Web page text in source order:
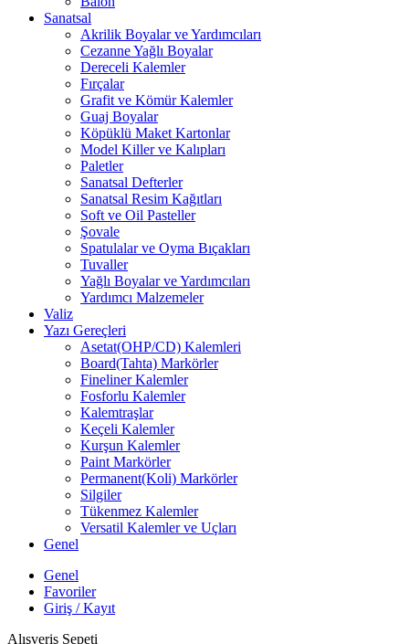
Sanatsal
Akrilik Boyalar ve Yardımcıları
Cezanne Yağlı Boyalar
Dereceli Kalemler
Fırçalar
Grafit ve Kömür Kalemler
Guaj Boyalar
Köpüklü Maket Kartonlar
Model Killer ve Kalıpları
Paletler
Sanatsal Defterler
Sanatsal Resim Kağıtları
Soft ve Oil Pasteller
Şovale
Spatulalar ve Oyma Bıçakları
Tuvaller
Yağlı Boyalar ve Yardımcıları
Yardımcı Malzemeler
Valiz
Yazı Gereçleri
Asetat(OHP/CD) Kalemleri
Board(Tahta) Markörler
Fineliner Kalemler
Fosforlu Kalemler
Kalemtraşlar
Keçeli Kalemler
Kurşun Kalemler
Paint Markörler
Permanent(Koli) Markörler
Silgiler
Tükenmez Kalemler
Versatil Kalemler ve Uçları
Genel
Genel
Favoriler
Giriş / Kayıt
Alışveriş Sepeti